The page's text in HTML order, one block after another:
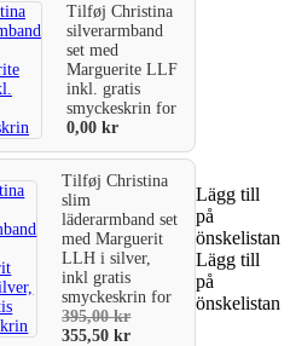
TilføjChristina
silverarmband
set med
Marguerite LLF
inkl. gratis
smyckeskrinfor
0,00kr
TilføjChristina
slim
läderarmband set
med Marguerit
LLH i silver,
inkl gratis
smyckeskrinfor
395,00kr
355,50kr
Lägg till
på
önskelistan
Lägg till
på
önskelistan